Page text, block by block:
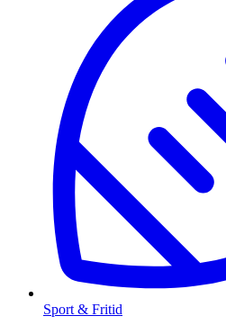
Sport & Fritid